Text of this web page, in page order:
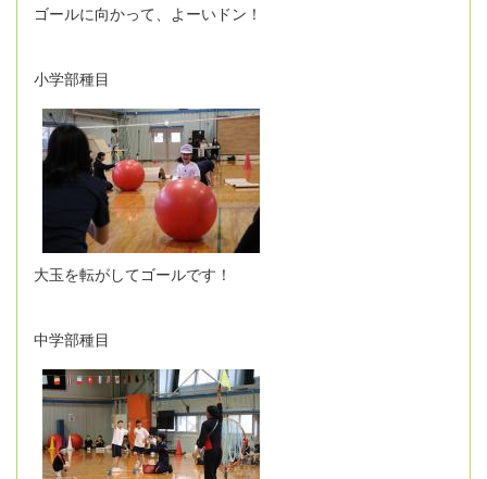
ゴールに向かって、よーいドン！
小学部種目
大玉を転がしてゴールです！
中学部種目